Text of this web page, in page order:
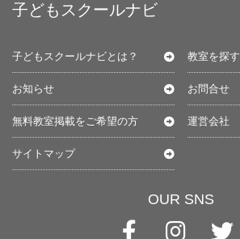
子どもスクールナビ
子どもスクールナビとは？ 教室を探す
お知らせ お問合せ
無料教室掲載をご希望の方 運営会社
サイトマップ
OUR SNS